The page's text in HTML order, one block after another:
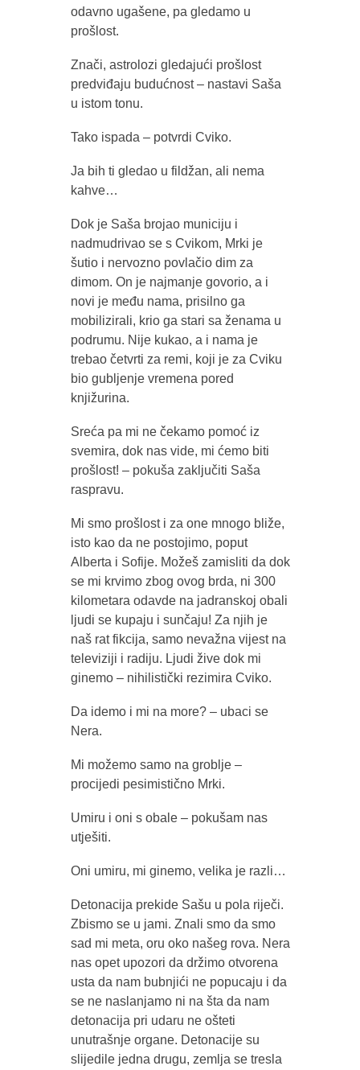
odavno ugašene, pa gledamo u
prošlost.
Znači, astrolozi gledajući prošlost
predviđaju budućnost – nastavi Saša
u istom tonu.
Tako ispada – potvrdi Cviko.
Ja bih ti gledao u fildžan, ali nema
kahve…
Dok je Saša brojao municiju i
nadmudrivao se s Cvikom, Mrki je
šutio i nervozno povlačio dim za
dimom. On je najmanje govorio, a i
novi je među nama, prisilno ga
mobilizirali, krio ga stari sa ženama u
podrumu. Nije kukao, a i nama je
trebao četvrti za remi, koji je za Cviku
bio gubljenje vremena pored
knjižurina.
Sreća pa mi ne čekamo pomoć iz
svemira, dok nas vide, mi ćemo biti
prošlost! – pokuša zaključiti Saša
raspravu.
Mi smo prošlost i za one mnogo bliže,
isto kao da ne postojimo, poput
Alberta i Sofije. Možeš zamisliti da dok
se mi krvimo zbog ovog brda, ni 300
kilometara odavde na jadranskoj obali
ljudi se kupaju i sunčaju! Za njih je
naš rat fikcija, samo nevažna vijest na
televiziji i radiju. Ljudi žive dok mi
ginemo – nihilistički rezimira Cviko.
Da idemo i mi na more? – ubaci se
Nera.
Mi možemo samo na groblje –
procijedi pesimistično Mrki.
Umiru i oni s obale – pokušam nas
utješiti.
Oni umiru, mi ginemo, velika je razli…
Detonacija prekide Sašu u pola riječi.
Zbismo se u jami. Znali smo da smo
sad mi meta, oru oko našeg rova. Nera
nas opet upozori da držimo otvorena
usta da nam bubnjići ne popucaju i da
se ne naslanjamo ni na šta da nam
detonacija pri udaru ne ošteti
unutrašnje organe. Detonacije su
slijedile jedna drugu, zemlja se tresla